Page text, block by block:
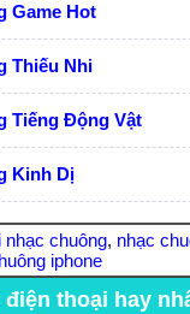
Game Hot
Thiếu Nhi
Tiếng Động Vật
Kinh Dị
nhạc chuông, nhạc
iphone
thoại hay